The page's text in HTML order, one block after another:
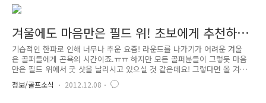
죠. 최근에는 이를 반증하기라도 하는 듯 '골프에 최적화된 카메라'가 출시
되었다고 하는데요. 기존에 스윙모습을 촬영하고 컴퓨터로 옮겨 분석해야
했던 번거로움을 없애준 제품이라고 합니다.^^ 이 제품의 가장 큰 특징은
고속 촬영한 스윙의 슬로우 영상과 카메라 액정의 라인 표시 지침을..
겨울에도 마음만은 필드 위! 초보에게 추천하는
골프 책
기습적인 한파로 인해 너무나 추운 요즘! 라운드를 나가기가 어려운 겨울
은 골퍼들에게 곤욕의 시간이죠.ㅠㅠ 하지만 모든 골퍼분들이 그렇듯 마음
만은 필드 위에서 굿 샷을 날리시고 있으실 것 같은데요! 그렇다면 올 겨
울, 골프관련 서적과 함께하는 것이 어떨까요? 오늘은 초보 골퍼들이 읽으
면 좋을 책 Best 3를 소개합니다~!^0^ 왕초보 골퍼를 위한 필수 지침서,
정보/골프소식 2012.12.08